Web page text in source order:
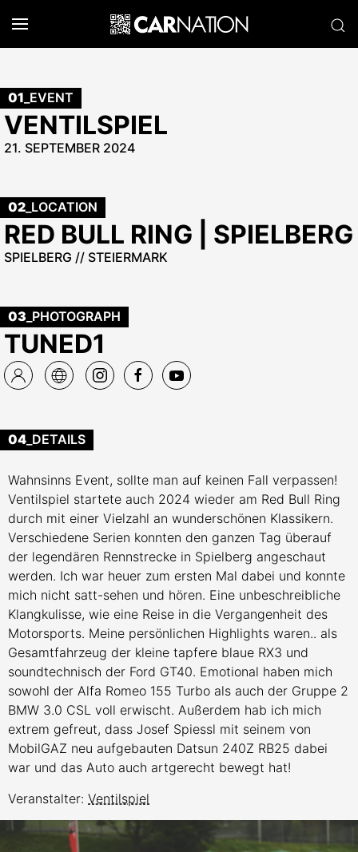
01 _EVENT
VENTILSPIEL
21. SEPTEMBER 2024
02 _LOCATION
RED BULL RING | SPIELBERG
SPIELBERG // STEIERMARK
03 _PHOTOGRAPH
TUNED1
04 _DETAILS
Wahnsinns Event, sollte man auf keinen Fall verpassen!
Ventilspiel startete auch 2024 wieder am Red Bull Ring
durch mit einer Vielzahl an wunderschönen Klassikern.
Verschiedene Serien konnten den ganzen Tag überauf
der legendären Rennstrecke in Spielberg angeschaut
werden. Ich war heuer zum ersten Mal dabei und konnte
mich nicht satt-sehen und hören. Eine unbeschreibliche
Klangkulisse, wie eine Reise in die Vergangenheit des
Motorsports. Meine persönlichen Highlights waren.. als
Gesamtfahrzeug der kleine tapfere blaue RX3 und
soundtechnisch der Ford GT40. Emotional haben mich
sowohl der Alfa Romeo 155 Turbo als auch der Gruppe 2
BMW 3.0 CSL voll erwischt. Außerdem hab ich mich
extrem gefreut, dass Josef Spiessl mit seinem von
MobilGAZ neu aufgebauten Datsun 240Z RB25 dabei
war und das Auto auch artgerecht bewegt hat!
Veranstalter: Ventilspiel